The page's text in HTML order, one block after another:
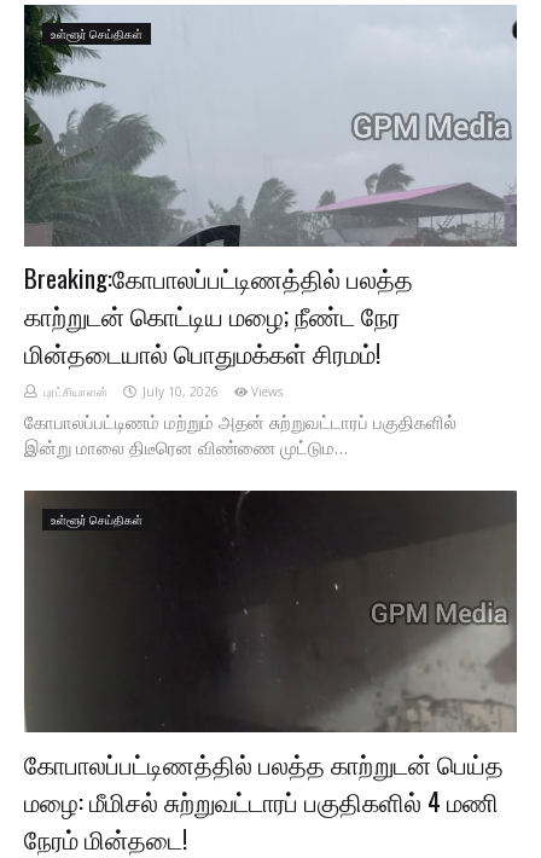
உள்ளூர் செய்திகள்
Breaking:கோபாலப்பட்டிணத்தில் பலத்த
காற்றுடன் கொட்டிய மழை; நீண்ட நேர
மின்தடையால் பொதுமக்கள் சிரமம்!
புரட்சியாளன் July 10, 2026 Views
கோபாலப்பட்டிணம் மற்றும் அதன் சுற்றுவட்டாரப் பகுதிகளில்
இன்று மாலை திடீரென விண்ணை முட்டும…
உள்ளூர் செய்திகள்
கோபாலப்பட்டிணத்தில் பலத்த காற்றுடன் பெய்த
மழை: மீமிசல் சுற்றுவட்டாரப் பகுதிகளில் 4 மணி
நேரம் மின்தடை!